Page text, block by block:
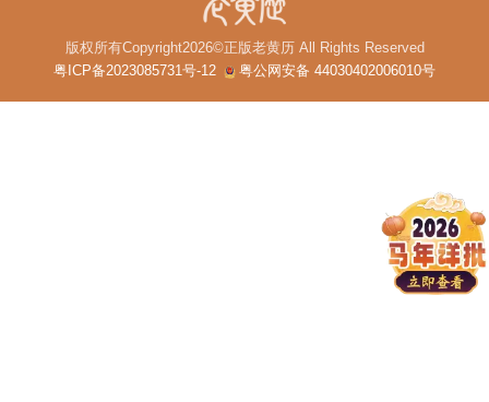
版权所有Copyright2026©正版老黄历 All Rights Reserved
粤ICP备2023085731号-12
粤公网安备 44030402006010号